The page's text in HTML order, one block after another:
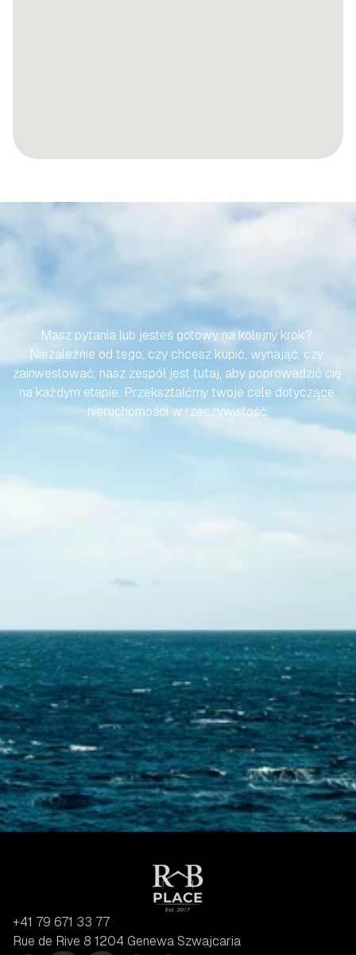
BEZWYSIŁKOWA
Masz pytania lub jesteś gotowy na kolejny krok?
Niezależnie od tego, czy chcesz kupić, wynająć, czy
zainwestować, nasz zespół jest tutaj, aby poprowadzić cię
na każdym etapie. Przekształćmy twoje cele dotyczące
nieruchomości w rzeczywistość.
Skontaktuj się z nami
+41 79 671 33 77
Rue de Rive 8 1204 Genewa Szwajcaria